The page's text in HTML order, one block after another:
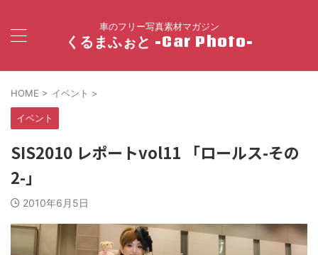
車のフリー写真素材マガジン
くるまふぉと -Car Photo-
HOME > イベント >
イベント
SIS2010 レポートvol11 「ロールス-その
2-」
2010年6月5日